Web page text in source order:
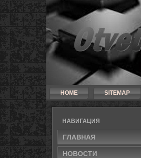
HOME SITEMAP
НАВИГАЦИЯ
ГЛАВНАЯ
НОВОСТИ